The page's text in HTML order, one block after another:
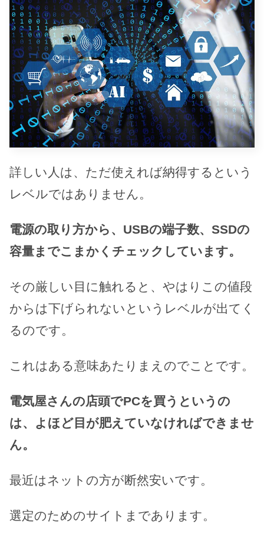
詳しい人は、ただ使えれば納得するという
レベルではありません。
電源の取り方から、USBの端子数、SSDの
容量までこまかくチェックしています。
その厳しい目に触れると、やはりこの値段
からは下げられないというレベルが出てく
るのです。
これはある意味あたりまえのでことです。
電気屋さんの店頭でPCを買うというの
は、よほど目が肥えていなければできませ
ん。
最近はネットの方が断然安いです。
選定のためのサイトまであります。